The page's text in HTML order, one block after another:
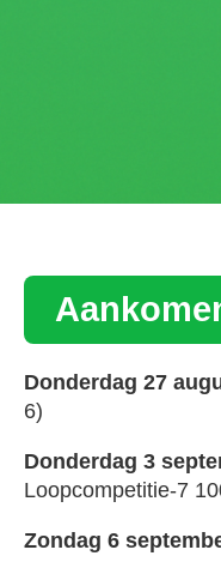
Donderdag 27
6)
Donderdag 3
Loopcompetitie-7
Zondag 6